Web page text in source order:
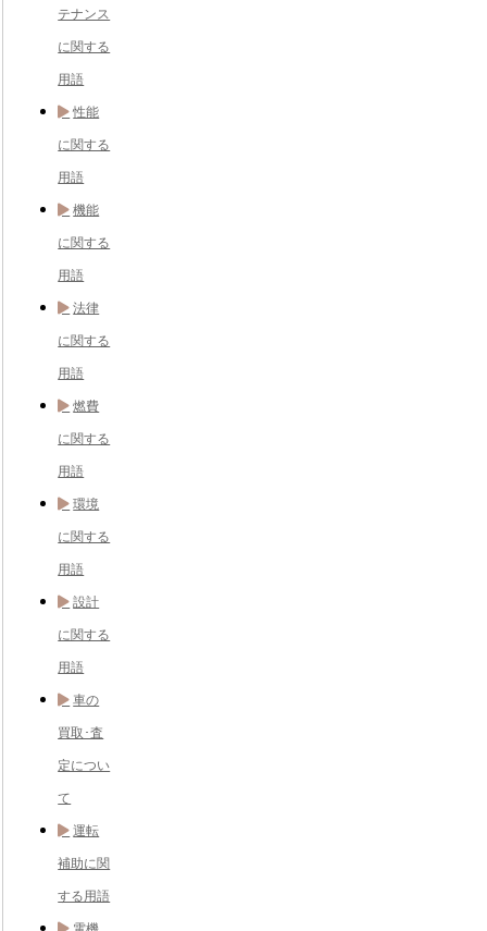
テナンス
に関する
用語
性能
に関する
用語
機能
に関する
用語
法律
に関する
用語
燃費
に関する
用語
環境
に関する
用語
設計
に関する
用語
車の
買取･査
定につい
て
運転
補助に関
する用語